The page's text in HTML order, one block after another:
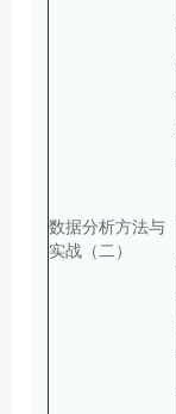
数据分析方法与
实战（二）